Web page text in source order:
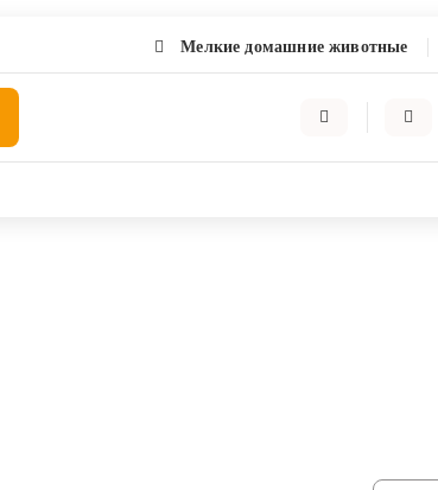
Мелкие домашние животные